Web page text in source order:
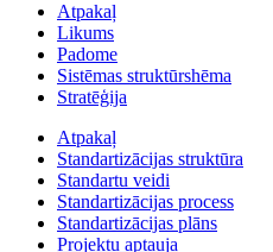
Atpakaļ
Likums
Padome
Sistēmas struktūrshēma
Stratēģija
Atpakaļ
Standartizācijas struktūra
Standartu veidi
Standartizācijas process
Standartizācijas plāns
Projektu aptauja